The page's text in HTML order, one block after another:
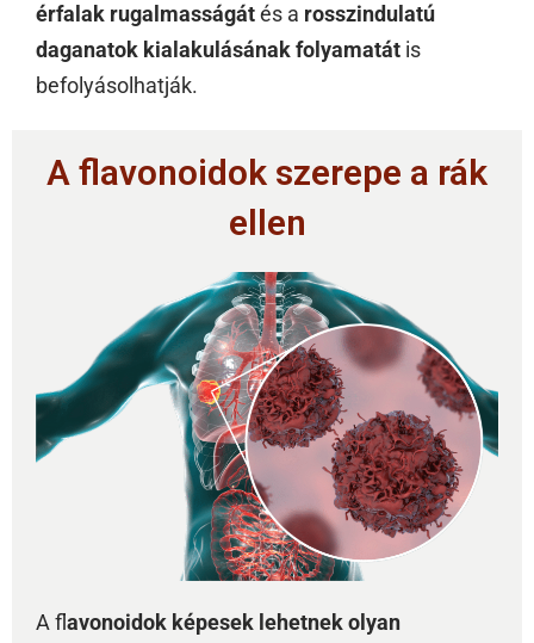
érfalak rugalmasságátés a rosszindulatú
daganatok kialakulásának folyamatát is
befolyásolhatják.
A flavonoidok szerepe a rák
ellen
A flavonoidok képesek lehetnek olyan